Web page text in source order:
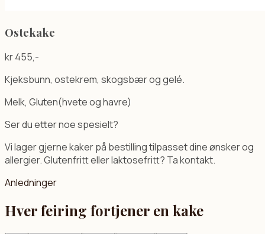
Ostekake
kr455,-
Kjeksbunn, ostekrem, skogsbær og gelé.
Melk, Gluten(hvete og havre)
Ser du etter noe spesielt?
Vi lager gjerne kaker på bestilling tilpasset dine ønsker og
allergier. Glutenfritt eller laktosefritt? Ta kontakt.
Anledninger
Hver feiring fortjener en kake